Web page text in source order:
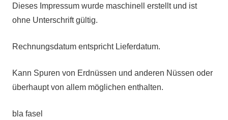
Dieses Impressum wurde maschinell erstellt und ist
ohne Unterschrift gültig.
Rechnungsdatum entspricht Lieferdatum.
Kann Spuren von Erdnüssen und anderen Nüssen oder
überhaupt von allem möglichen enthalten.
bla fasel